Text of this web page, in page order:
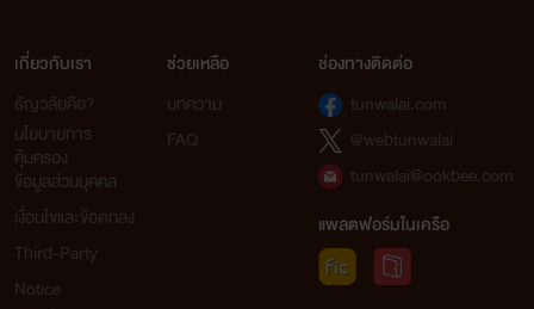
เกี่ยวกับเรา
ธัญวลัยคือ?
นโยบายการ
คุ้มครอง
ข้อมูลส่วนบุคคล
เงื่อนไขและข้อตกลง
Third-Party
Notice
ช่วยเหลือ
บทความ
FAQ
ช่องทางติดต่อ
tunwalai.com
@webtunwalai
tunwalai@ookbee.com
แพลตฟอร์มในเครือ